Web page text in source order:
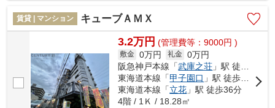
賃貸 | マンション キューブＡＭＸ
3.2万円 (管理費等：9000円 )
敷金 0万円 礼金 0万円
阪急神戸本線「武庫之荘 」駅 徒歩12分
東海道本線「甲子園口 」駅 徒歩34分
東海道本線「立花 」駅 徒歩36分
4階 / 1Ｋ / 18.28㎡